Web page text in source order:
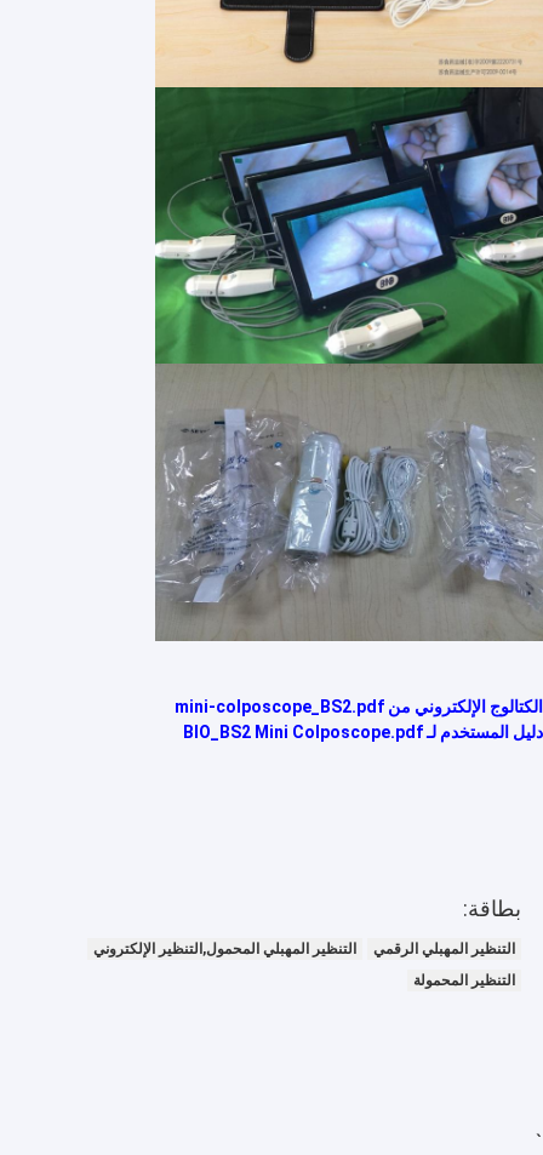
مسكن
منتجات
اتصل بنا
Shopping Online
الكتالوج الإلكتروني من mini-colposcope_BS2.pdf
دليل المستخدم لـ BIO_BS2 Mini Colposcope.pdf
بطاقة:
التنظير المهبلي الرقمي
التنظير المهبلي المحمول,التنظير الإلكتروني
التنظير المحمولة
`